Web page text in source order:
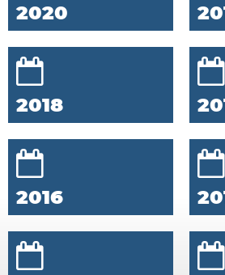
2020
2018
2016